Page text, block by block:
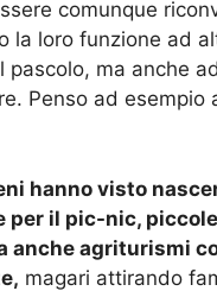
comunque
la loro funzione ad
pascolo, ma anche
Penso ad esempio
hanno visto
per il pic-nic,
anche agriturismi
magari attirando